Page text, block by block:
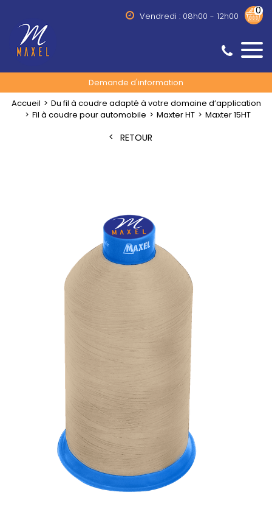
Vendredi : 08h00 - 12h00 0
Demande d'information
Accueil
Du fil à coudre adapté à votre domaine d’application
Fil à coudre pour automobile
Maxter HT Maxter 15HT
RETOUR